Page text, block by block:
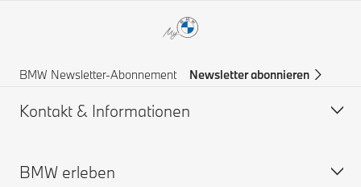
BMW Newsletter-Abonnement Newsletter abonnieren
Kontakt & Informationen
Hilfe & Kontakt
BMW erleben